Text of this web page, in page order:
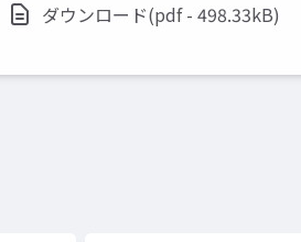
ダウンロード(pdf - 498.33kB)